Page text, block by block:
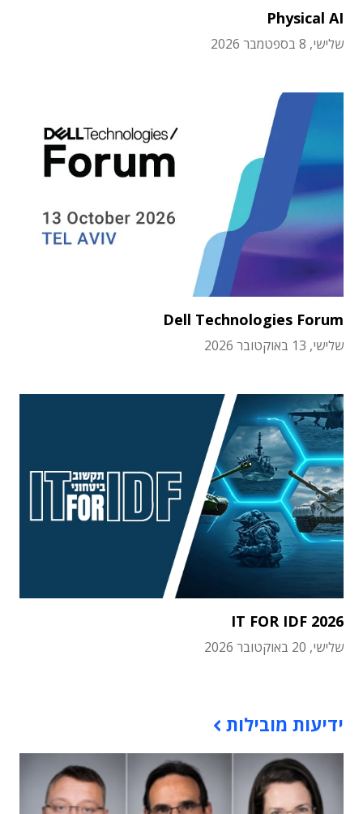
Physical AI
שלישי, 8 בספטמבר 2026
Dell Technologies Forum
שלישי, 13 באוקטובר 2026
IT FOR IDF 2026
שלישי, 20 באוקטובר 2026
ידיעות מובילות